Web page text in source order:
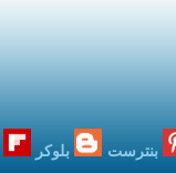
بنترست بلوكر